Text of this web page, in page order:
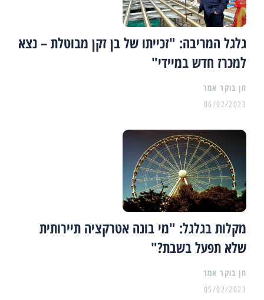
גלגל המריבה: "זכייתו של בן זקן מבוטלת – נצא
למכרז חדש במיידי"
06/02/2023
מקלות בגלגל: "מי בונה אטרקציה תיירותית
שלא תפעל בשבת?"
05/02/2023